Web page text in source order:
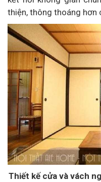
thiện, thông thoáng hơn
Thiết kế cửa và vách